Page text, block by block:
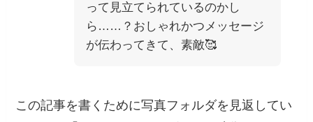
って見立てられているのかし
ら……？おしゃれかつメッセージ
が伝わってきて、素敵🥰
この記事を書くために写真フォルダを見返してい